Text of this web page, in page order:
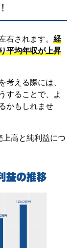
右されます。 経
平均年収が上昇
考える際には、
することで、よ
かもしれませ
高と純利益につ